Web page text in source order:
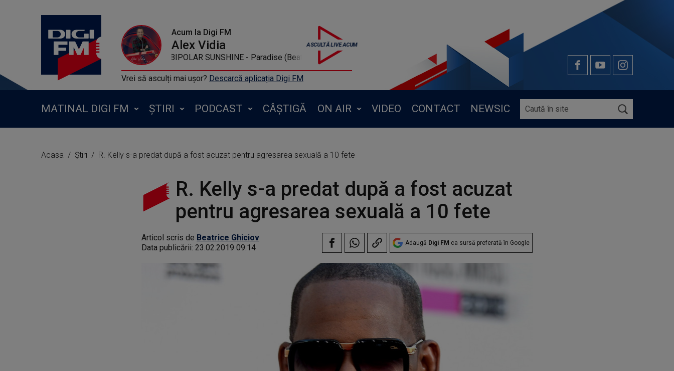
Acum la Digi FM
Alex Vidia
DJ SNAKE FEAT BIPOLAR SUNSHINE - Paradise (Beatmix)
Vrei să asculți mai ușor? Descarcă aplicația Digi FM
MATINAL DIGI FM ȘTIRI PODCAST CÂȘTIGĂ ON AIR VIDEO CONTACT NEWSIC
Acasa Știri R. Kelly s-a predat după a fost acuzat pentru agresarea sexuală a 10 fete
R. Kelly s-a predat după a fost acuzat
pentru agresarea sexuală a 10 fete
Articol scris de Beatrice Ghiciov
Data publicării: 23.02.2019 09:14 Adaugă Digi FM ca sursă preferată în Google